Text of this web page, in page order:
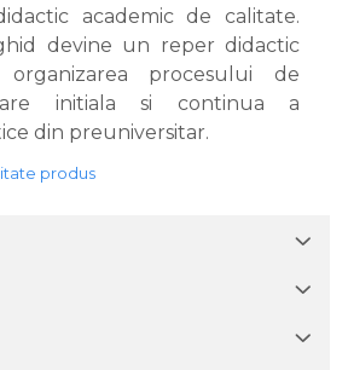
academic de calitate.
devine un reper didactic
procesului de
initiala si continua a
din preuniversitar.
produs